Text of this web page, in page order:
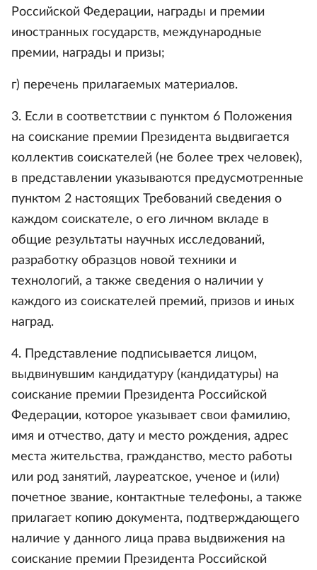
Российской Федерации, награды и премии
иностранных государств, международные
премии, награды и призы;
г) перечень прилагаемых материалов.
3. Если в соответствии с пунктом 6 Положения
на соискание премии Президента выдвигается
коллектив соискателей (не более трех человек),
в представлении указываются предусмотренные
пунктом 2 настоящих Требований сведения о
каждом соискателе, о его личном вкладе в
общие результаты научных исследований,
разработку образцов новой техники и
технологий, а также сведения о наличии у
каждого из соискателей премий, призов и иных
наград.
4. Представление подписывается лицом,
выдвинувшим кандидатуру (кандидатуры) на
соискание премии Президента Российской
Федерации, которое указывает свои фамилию,
имя и отчество, дату и место рождения, адрес
места жительства, гражданство, место работы
или род занятий, лауреатское, ученое и (или)
почетное звание, контактные телефоны, а также
прилагает копию документа, подтверждающего
наличие у данного лица права выдвижения на
соискание премии Президента Российской